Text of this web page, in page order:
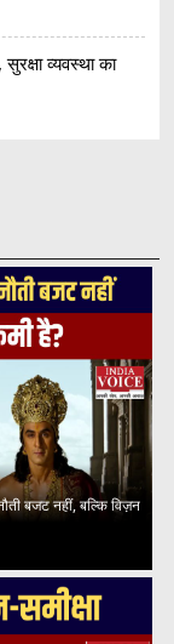
व्यवस्था का
बजट नहीं, बल्कि विज़न